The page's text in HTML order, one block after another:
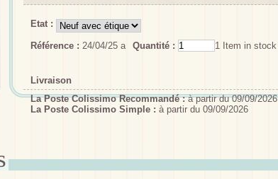
Etat :
Référence : 24/04/25 a Quantité : 1 Item in stock
Livraison
La Poste Colissimo Recommandé :à partir du 09/09/2026
La Poste Colissimo Simple : à partir du 09/09/2026